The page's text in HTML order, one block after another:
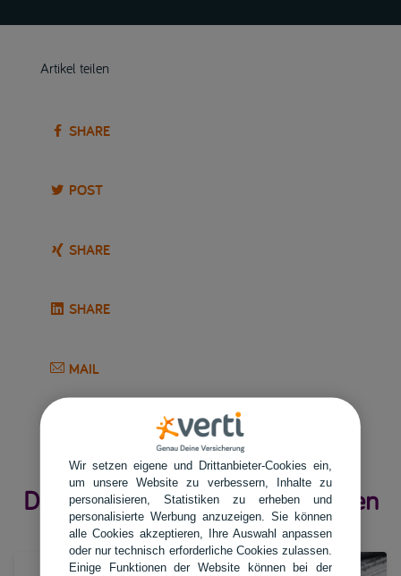
Artikel teilen
SHARE
POST
SHARE
SHARE
MAIL
Das könnte Sie auch interessieren
Wir setzen eigene und Drittanbieter-Cookies ein,
um unsere Website zu verbessern, Inhalte zu
personalisieren, Statistiken zu erheben und
personalisierte Werbung anzuzeigen. Sie können
alle Cookies akzeptieren, Ihre Auswahl anpassen
oder nur technisch erforderliche Cookies zulassen.
Einige Funktionen der Website können bei der